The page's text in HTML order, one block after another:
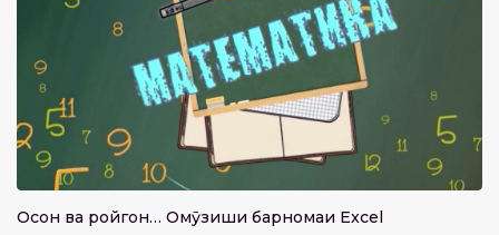
Осон ва ройгон… Омӯзиши барномаи Excel